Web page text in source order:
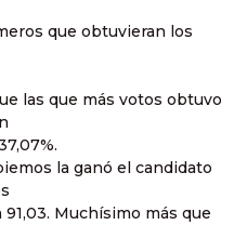
que obtuvieran los
las que más votos obtuvo
la ganó el candidato
Muchísimo más que